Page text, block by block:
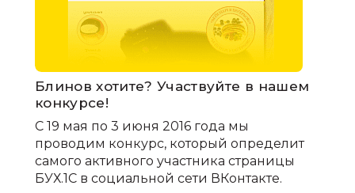
Блинов хотите? Участвуйте в нашем
конкурсе!
С 19 мая по 3 июня 2016 года мы
проводим конкурс, который определит
самого активного участника страницы
БУХ.1С в социальной сети ВКонтакте.